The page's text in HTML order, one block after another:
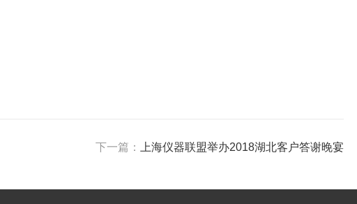
下一篇： 上海仪器联盟举办2018湖北客户答谢晚宴